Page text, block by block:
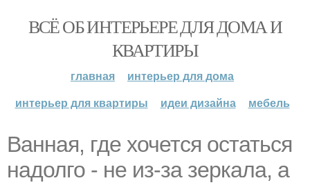
ВСЁ ОБ ИНТЕРЬЕРЕ ДЛЯ ДОМА И
КВАРТИРЫ
главная
интерьер для дома
интерьер для квартиры
идеи дизайна мебель
Ванная, где хочется остаться
надолго - не из-за зеркала, а